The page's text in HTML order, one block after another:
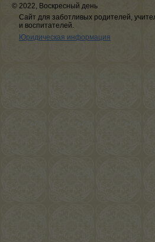
© 2022, Воскресный день
Сайт для заботливых родителей,
и воспитателей.
Юридическая информация